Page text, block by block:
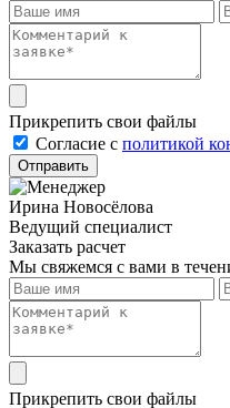
Прикрепить свои файлы
Cогласие с политикой
Отправить
Ирина Новосёлова
Ведущий специалист
Заказать расчет
Мы свяжемся с вами в
Прикрепить свои файлы